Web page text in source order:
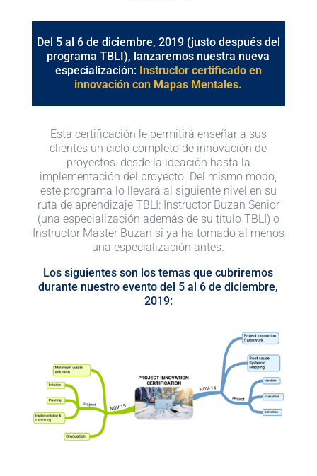
Del 5 al 6 de diciembre, 2019 (justo después del
programa TBLI), lanzaremos nuestra nueva
especialización: Instructor certificado en
innovación con Mapas Mentales.
Esta certificación le permitirá enseñar a sus
clientes un ciclo completo de innovación de
proyectos: desde la ideación hasta la
implementación del proyecto. Del mismo modo,
este programa lo llevará al siguiente nivel en su
ruta de aprendizaje TBLI: Instructor Buzan Senior
(una especialización además de su título TBLI) o
Instructor Master Buzan si ya ha tomado al menos
una especialización antes.
Los siguientes son los temas que cubriremos
durante nuestro evento del 5 al 6 de diciembre,
2019: